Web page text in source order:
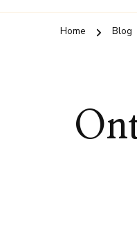
Home Blog